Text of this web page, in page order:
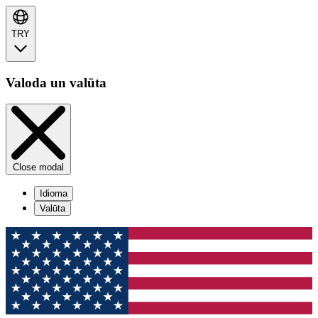
TRY
Valoda un valūta
Close modal
Idioma
Valūta